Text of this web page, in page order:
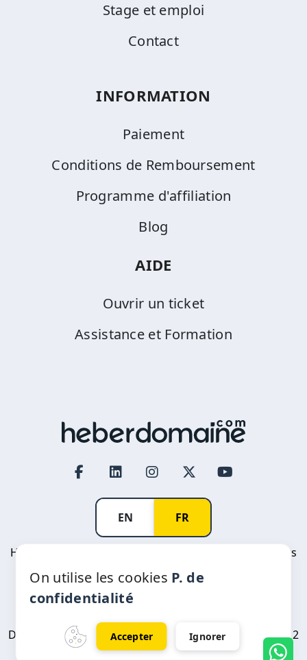
Stage et emploi
Contact
INFORMATION
Paiement
Conditions de Remboursement
Programme d'affiliation
Blog
AIDE
Ouvrir un ticket
Assistance et Formation
EN FR
Heberdomaine Afoulki International SARL © All rights
reserved
R.C: 376383 | Patente: 33378217 | IF: 06980545 |
CNSS: 6809448 | ICE: 001816382000013
Données à Caractère Personnel CNDP: D-GC-199/2022
On utilise les cookies P. de
confidentialité
Accepter Ignorer